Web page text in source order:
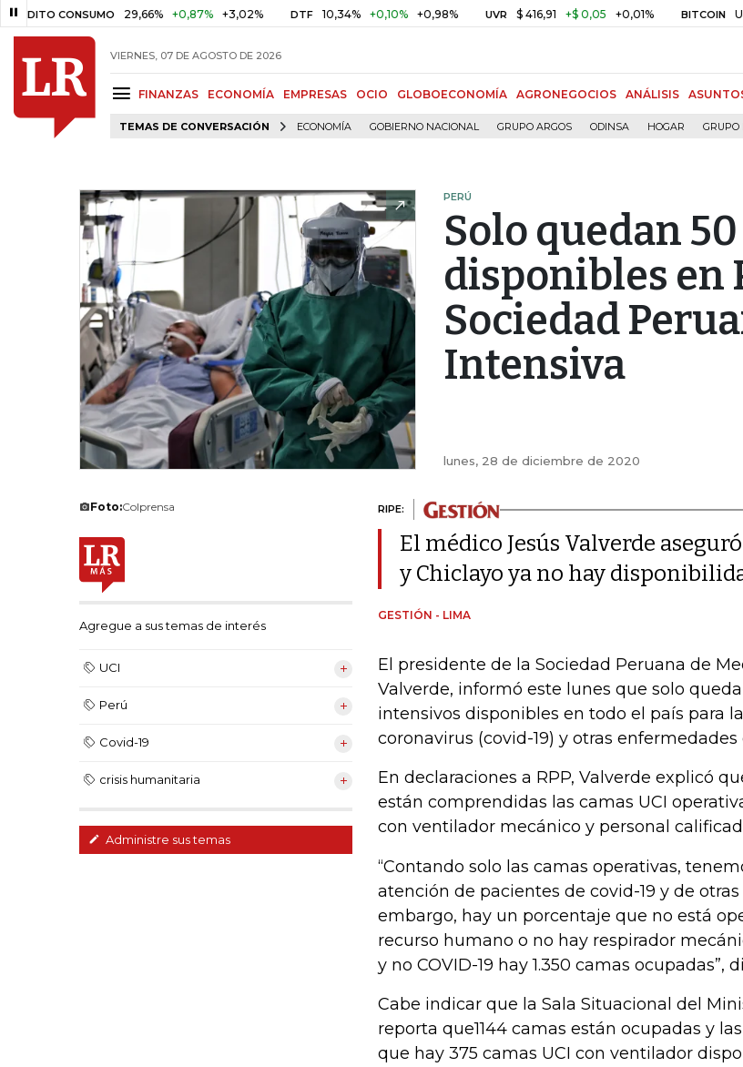
CONSUMO 29,66% +0,87% +3,02% DTF 10,34% +0,10% +0,98% UVR $ 416,91 +$ 0,05 +0,01% BITCOIN US$
VIERNES, 07 DE AGOSTO DE 2026
FINANZAS ECONOMÍA EMPRESAS OCIO GLOBOECONOMÍA AGRONEGOCIOS ANÁLISIS
TEMAS DE CONVERSACIÓN ECONOMÍA GOBIERNO NACIONAL GRUPO ARGOS ODINSA HOGAR GRUPO
PERÚ
Solo quedan
disponibles en
Sociedad
Intensiva
lunes, 28 de diciembre de 2020
Foto:Colprensa
Agregue a sus temas de interés
UCI
Perú
Covid-19
crisis humanitaria
Administre sus temas
RIPE:
El médico Jesús Valverde
y Chiclayo ya no hay
GESTIÓN - LIMA
El presidente de la Sociedad Peruana de
Valverde, informó este lunes que solo
intensivos disponibles en todo el país para
coronavirus (covid-19) y otras enfermedades
En declaraciones a RPP, Valverde explicó
están comprendidas las camas UCI
con ventilador mecánico y personal
“Contando solo las camas operativas,
atención de pacientes de covid-19 y de
embargo, hay un porcentaje que no está
recurso humano o no hay respirador
y no COVID-19 hay 1.350 camas ocupadas”,
Cabe indicar que la Sala Situacional del
reporta que1144 camas están ocupadas y
que hay 375 camas UCI con ventilador